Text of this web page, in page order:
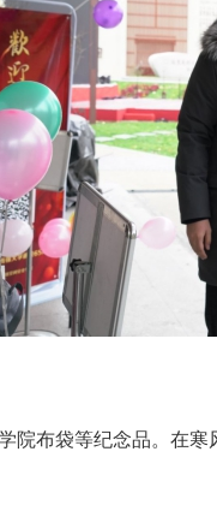
院布袋等纪念品。在寒